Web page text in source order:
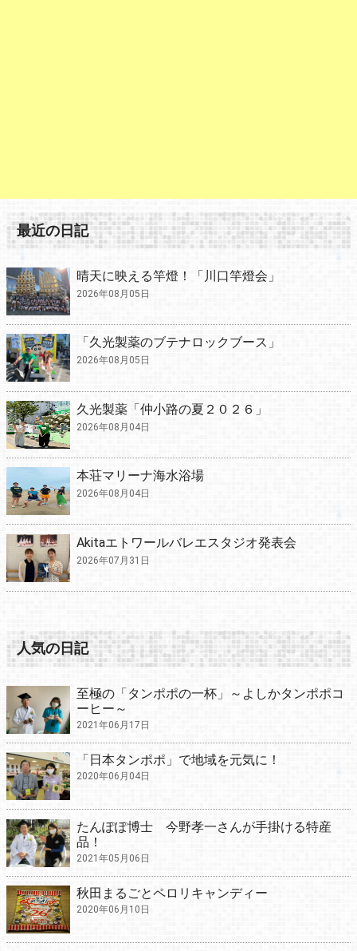
最近の日記
晴天に映える竿燈！「川口竿燈会」
2026年08月05日
「久光製薬のブテナロックブース」
2026年08月05日
久光製薬「仲小路の夏２０２６」
2026年08月04日
本荘マリーナ海水浴場
2026年08月04日
Akitaエトワールバレエスタジオ発表会
2026年07月31日
人気の日記
至極の「タンポポの一杯」～よしかタンポポコ
ーヒー～
2021年06月17日
「日本タンポポ」で地域を元気に！
2020年06月04日
たんぽぽ博士 今野孝一さんが手掛ける特産
品！
2021年05月06日
秋田まるごとペロリキャンディー
2020年06月10日